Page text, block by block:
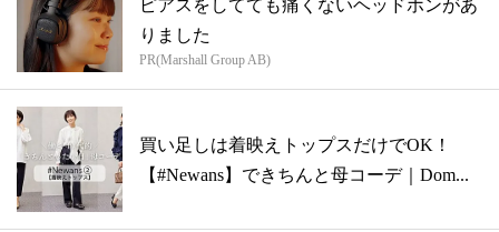
ピアスをしてても痛くないヘッドホンがあ
りました
PR(Marshall Group AB)
買い足しは着映えトップスだけでOK！
【#Newans】できちんと母コーデ｜Dom...